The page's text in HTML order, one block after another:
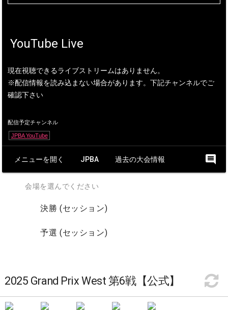
YouTube Live
現在視聴できるライブストリームはありません。
※配信情報を読み込まない場合があります。下記チャンネルでご
確認下さい
配信予定チャンネル
JPBA YouTube
メニューを開く JPBA 過去の大会情報 comment
会場を選んでください
決勝 (セッション)
予選 (セッション)
2025 Grand Prix West 第6戦【公式】